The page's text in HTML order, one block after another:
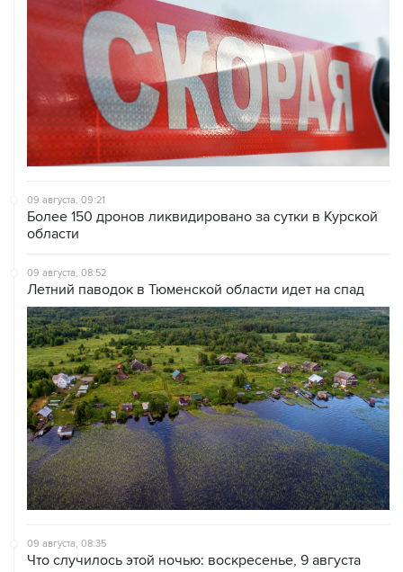
09 августа, 09:21
Более 150 дронов ликвидировано за сутки в Курской
области
09 августа, 08:52
Летний паводок в Тюменской области идет на спад
09 августа, 08:35
Что случилось этой ночью: воскресенье, 9 августа